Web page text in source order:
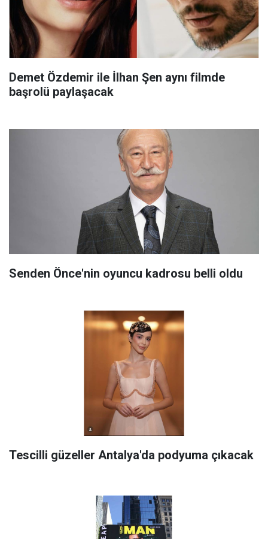
Demet Özdemir ile İlhan Şen aynı filmde
başrolü paylaşacak
Senden Önce'nin oyuncu kadrosu belli oldu
Tescilli güzeller Antalya'da podyuma çıkacak